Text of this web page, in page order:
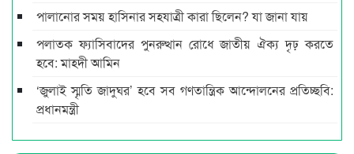
পালানোর সময় হাসিনার সহযাত্রী কারা ছিলেন? যা জানা যায়
পলাতক ফ্যাসিবাদের পুনরুত্থান রোধে জাতীয় ঐক্য দৃঢ় করতে
হবে: মাহ্দী আমিন
‘জুলাই স্মৃতি জাদুঘর’ হবে সব গণতান্ত্রিক আন্দোলনের প্রতিচ্ছবি:
প্রধানমন্ত্রী